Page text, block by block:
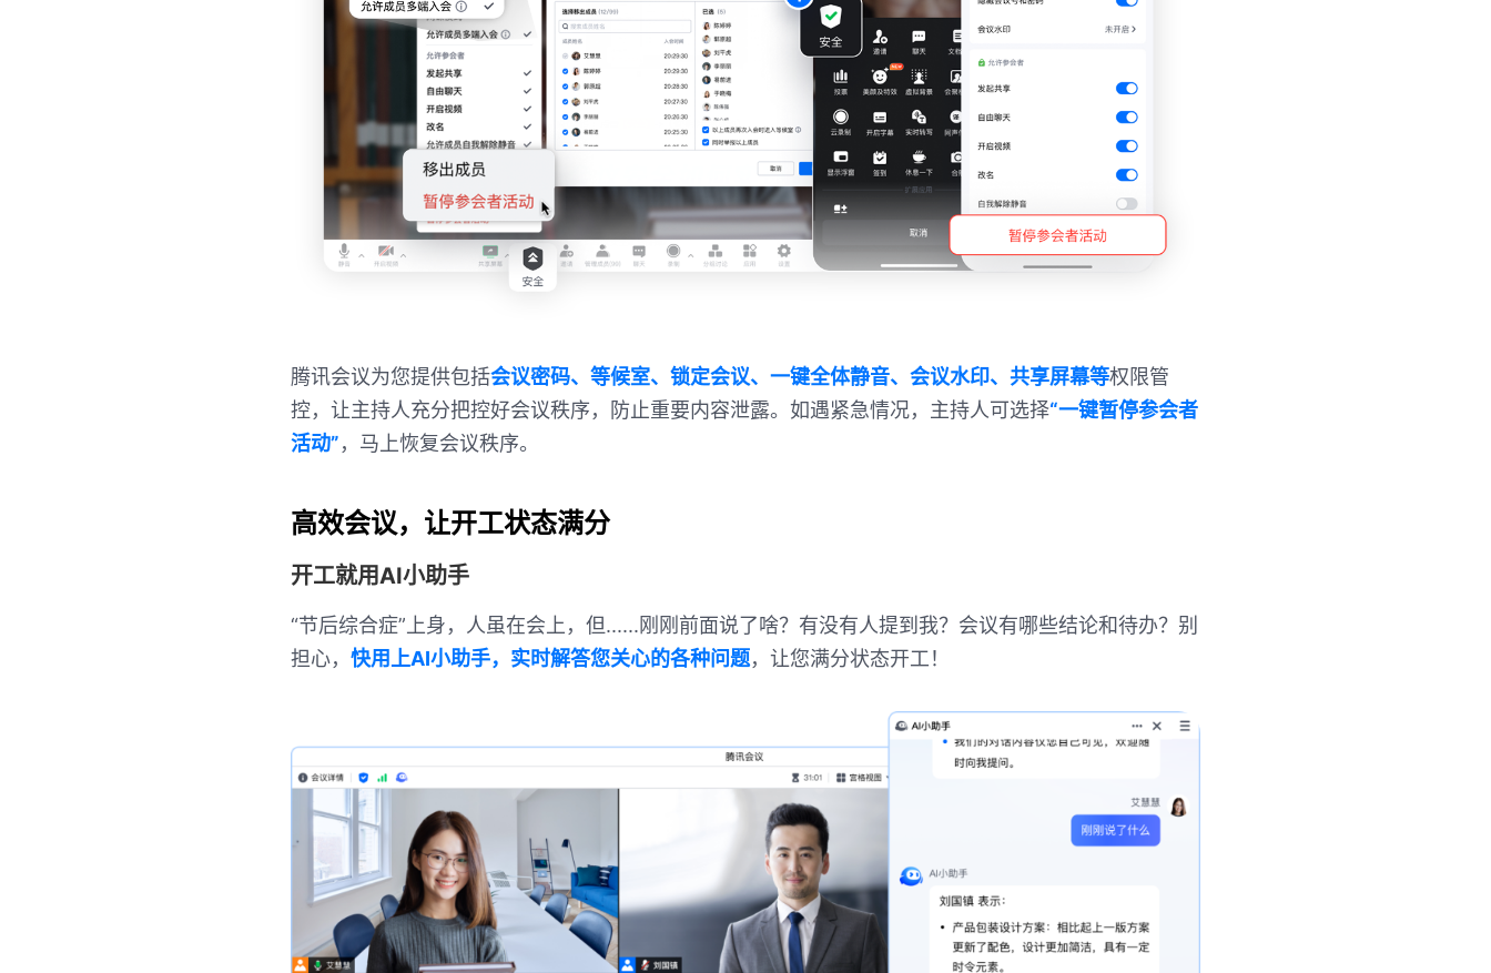
腾讯会议为您提供包括会议密码、等候室、锁定会议、一键全体静音、会议水印、共享屏幕等权限管
控，让主持人充分把控好会议秩序，防止重要内容泄露。如遇紧急情况，主持人可选择“一键暂停参会者
活动”，马上恢复会议秩序。
高效会议，让开工状态满分
开工就用AI小助手
“节后综合症”上身，人虽在会上，但......刚刚前面说了啥？有没有人提到我？会议有哪些结论和待办？别
担心， 快用上AI小助手，实时解答您关心的各种问题，让您满分状态开工！